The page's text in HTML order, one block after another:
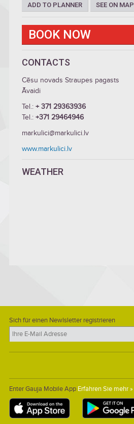
ADD TO PLANNER SEE ON MAP
BOOK NOW
CONTACTS
Cēsu novads Straupes pagasts
Āvaidi
Tel.: + 371 29363936
Tel.: +371 29464946
markulici@markulici.lv
www.markulici.lv
WEATHER
Sich für einen Newlsletter registrieren
Enter Gauja Mobile App Erfahren Sie mehr »